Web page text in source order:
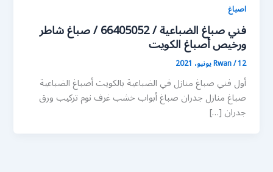
اصباغ
فني صباغ الضباعية / 66405052 / صباغ شاطر
ورخيص أصباغ الكويت
Rwan/12 يونيو، 2021
أول فني صباغ منازل في الضباعية بالكويت أصباغ الضباعية
صباغ منازل جدران صباغ أبواب خشب غرف نوم تركيب ورق
جدران […]